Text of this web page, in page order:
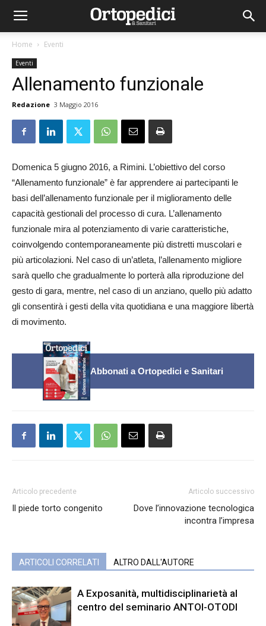
Home Eventi
Eventi
Allenamento funzionale
Redazione 3 Maggio 2016
Domenica 5 giugno 2016, a Rimini. L’obiettivo del corso
“Allenamento funzionale” è far apprendere ai partecipanti le
basi dell’allenamento funzionale per il miglioramento delle
capacità gestionali del processo di cura. L’allenamento
funzionale mira al potenziamento di varie caratteristiche,
coinvolgendo contemporaneamente più distretti muscolari e
più articolazioni. Nel caso di un’atleta, l’allenamento migliore
sarà quello che gradualmente lo porterà alla riproduzione del
gesto di gara, mentre, nel caso di un anziano, quello più adatto
gli consentirà i gesti della vita quotidiana e una maggiore libertà
di movimento.
Abbonati a Ortopedici e Sanitari
Articolo precedente
Il piede torto congenito
Articolo successivo
Dove l’innovazione tecnologica
incontra l’impresa
ARTICOLI CORRELATI ALTRO DALL'AUTORE
A Exposanità, multidisciplinarietà al
centro del seminario ANTOI-OTODI